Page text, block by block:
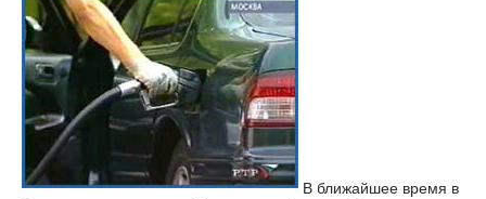
В ближайшее время в